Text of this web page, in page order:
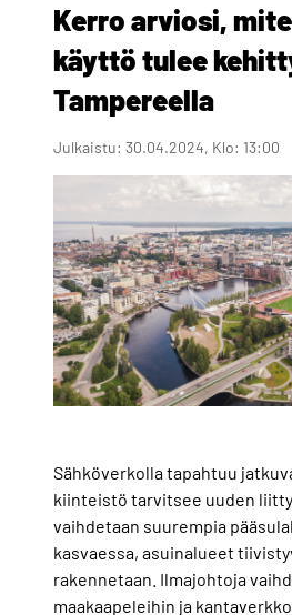
Kerro arviosi,
käyttö tulee
Tampereella
Julkaistu: 30.04.2024, Klo: 13:00
Sähköverkolla tapahtuu
kiinteistö tarvitsee uuden
vaihdetaan suurempia
kasvaessa, asuinalueet
rakennetaan. Ilmajohtoja
maakaapeleihin ja